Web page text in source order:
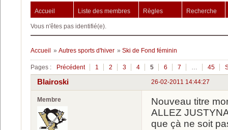
Accueil Liste des membres Règles Recherche
Vous n'êtes pas identifié(e).
Accueil » Autres sports d'hiver » Ski de Fond féminin
Pages : Précédent 1 2 3 4 5 6 7 … 45
26-02-2011 14:44:27
Blairoski
Membre
Nouveau titre
ALLEZ
que çà ne soit